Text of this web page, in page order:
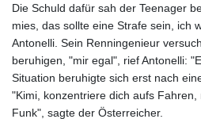
Die Schuld dafür sah der Teenager
mies, das sollte eine Strafe sein, ich
Antonelli. Sein Renningenieur
beruhigen, "mir egal", rief Antonelli:
Situation beruhigte sich erst nach
"Kimi, konzentriere dich aufs
Funk", sagte der Österreicher.